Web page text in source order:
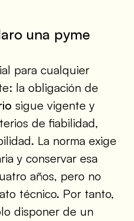
una pyme
para cualquier
la obligación de
sigue vigente y
de fiabilidad,
La norma exige
y conservar esa
años, pero no
técnico. Por tanto,
disponer de un